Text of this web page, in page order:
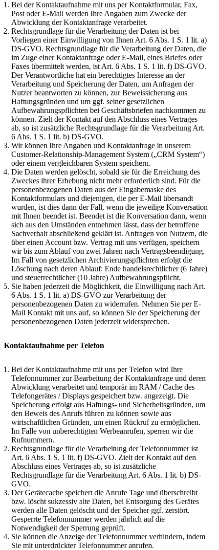
Bei der Kontaktaufnahme mit uns per Kontaktformular, Fax,
Post oder E-Mail werden Ihre Angaben zum Zwecke der
Abwicklung der Kontaktanfrage verarbeitet.
Rechtsgrundlage für die Verarbeitung der Daten ist bei
Vorliegen einer Einwilligung von Ihnen Art. 6 Abs. 1 S. 1 lit. a)
DS-GVO. Rechtsgrundlage für die Verarbeitung der Daten, die
im Zuge einer Kontaktanfrage oder E-Mail, eines Briefes oder
Faxes übermittelt werden, ist Art. 6 Abs. 1 S. 1 lit. f) DS-GVO.
Der Verantwortliche hat ein berechtigtes Interesse an der
Verarbeitung und Speicherung der Daten, um Anfragen der
Nutzer beantworten zu können, zur Beweissicherung aus
Haftungsgründen und um ggf. seiner gesetzlichen
Aufbewahrungspflichten bei Geschäftsbriefen nachkommen zu
können. Zielt der Kontakt auf den Abschluss eines Vertrages
ab, so ist zusätzliche Rechtsgrundlage für die Verarbeitung Art.
6 Abs. 1 S. 1 lit. b) DS-GVO.
Wir können Ihre Angaben und Kontaktanfrage in unserem
Customer-Relationship-Management System („CRM System“)
oder einem vergleichbaren System speichern.
Die Daten werden gelöscht, sobald sie für die Erreichung des
Zweckes ihrer Erhebung nicht mehr erforderlich sind. Für die
personenbezogenen Daten aus der Eingabemaske des
Kontaktformulars und diejenigen, die per E-Mail übersandt
wurden, ist dies dann der Fall, wenn die jeweilige Konversation
mit Ihnen beendet ist. Beendet ist die Konversation dann, wenn
sich aus den Umständen entnehmen lässt, dass der betroffene
Sachverhalt abschließend geklärt ist. Anfragen von Nutzern, die
über einen Account bzw. Vertrag mit uns verfügen, speichern
wir bis zum Ablauf von zwei Jahren nach Vertragsbeendigung.
Im Fall von gesetzlichen Archivierungspflichten erfolgt die
Löschung nach deren Ablauf: Ende handelsrechtlicher (6 Jahre)
und steuerrechtlicher (10 Jahre) Aufbewahrungspflicht.
Sie haben jederzeit die Möglichkeit, die Einwilligung nach Art.
6 Abs. 1 S. 1 lit. a) DS-GVO zur Verarbeitung der
personenbezogenen Daten zu widerrufen. Nehmen Sie per E-
Mail Kontakt mit uns auf, so können Sie der Speicherung der
personenbezogenen Daten jederzeit widersprechen.
Kontaktaufnahme per Telefon
Bei der Kontaktaufnahme mit uns per Telefon wird Ihre
Telefonnummer zur Bearbeitung der Kontaktanfrage und deren
Abwicklung verarbeitet und temporär im RAM / Cache des
Telefongerätes / Displays gespeichert bzw. angezeigt. Die
Speicherung erfolgt aus Haftungs- und Sicherheitsgründen, um
den Beweis des Anrufs führen zu können sowie aus
wirtschaftlichen Gründen, um einen Rückruf zu ermöglichen.
Im Falle von unberechtigten Werbeanrufen, sperren wir die
Rufnummern.
Rechtsgrundlage für die Verarbeitung der Telefonnummer ist
Art. 6 Abs. 1 S. 1 lit. f) DS-GVO. Zielt der Kontakt auf den
Abschluss eines Vertrages ab, so ist zusätzliche
Rechtsgrundlage für die Verarbeitung Art. 6 Abs. 1 lit. b) DS-
GVO.
Der Gerätecache speichert die Anrufe Tage und überschreibt
bzw. löscht sukzessiv alte Daten, bei Entsorgung des Gerätes
werden alle Daten gelöscht und der Speicher ggf. zerstört.
Gesperrte Telefonnummer werden jährlich auf die
Notwendigkeit der Sperrung geprüft.
Sie können die Anzeige der Telefonnummer verhindern, indem
Sie mit unterdrückter Telefonnummer anrufen.